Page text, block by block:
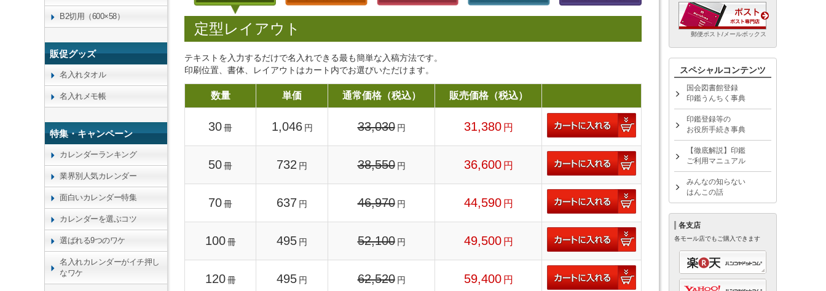
定型レイアウト
テキストを入力するだけで名入れできる最も簡単な入稿方法です。
印刷位置、書体、レイアウトはカート内でお選びいただけます。
数量 単価 通常価格（税込） 販売価格（税込）
30冊 1,046 円 33,030 円 31,380 円
50冊 732 円 38,550 円 36,600 円
70冊 637 円 46,970 円 44,590 円
100 冊 495 円 52,100 円 49,500 円
120 冊 495 円 62,520 円 59,400 円
B2切用（600×58）
販促グッズ
名入れタオル
名入れメモ帳
特集・キャンペーン
カレンダーランキング
業界別人気カレンダー
面白いカレンダー特集
カレンダーを選ぶコツ
選ばれる9つのワケ
名入れカレンダーがイチ押し
なワケ
郵便ポスト/メールボックス
スペシャルコンテンツ
国会図書館登録
印鑑うんちく事典
印鑑登録等の
お役所手続き事典
【徹底解説】印鑑
ご利用マニュアル
みんなの知らない
はんこの話
各支店
各モール店でもご購入できます